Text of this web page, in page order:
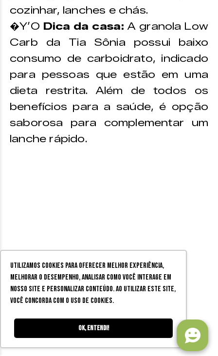
Utilizamos cookies para oferecer melhor experiência,
melhorar o desempenho, analisar como você interage em
nosso site e personalizar conteúdo. Ao utilizar este site,
você concorda com o uso de cookies.
Ok, entendi!
cozinhar, lanches e chás.
�Y’O Dica da casa:A granola Low
Carb da Tia Sônia possui baixo
consumo de carboidrato, indicado
para pessoas que estão em uma
dieta restrita. Além de todos os
benefícios para a saúde, é opção
saborosa para complementar um
lanche rápido.